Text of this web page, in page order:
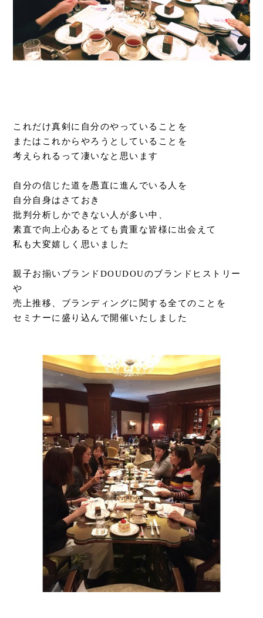
これだけ真剣に自分のやっていることを
またはこれからやろうとしていることを
考えられるって凄いなと思います
自分の信じた道を愚直に進んでいる人を
自分自身はさておき
批判分析しかできない人が多い中、
素直で向上心あるとても貴重な皆様に出会えて
私も大変嬉しく思いました
親子お揃いブランドDOUDOUのブランドヒストリー
や
売上推移、ブランディングに関する全てのことを
セミナーに盛り込んで開催いたしました